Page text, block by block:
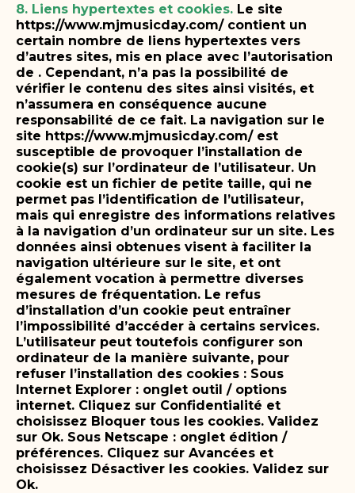
8. Liens hypertextes et cookies. Le site
https://www.mjmusicday.com/ contient un
certain nombre de liens hypertextes vers
d’autres sites, mis en place avec l’autorisation
de . Cependant, n’a pas la possibilité de
vérifier le contenu des sites ainsi visités, et
n’assumera en conséquence aucune
responsabilité de ce fait. La navigation sur le
site https://www.mjmusicday.com/ est
susceptible de provoquer l’installation de
cookie(s) sur l’ordinateur de l’utilisateur. Un
cookie est un fichier de petite taille, qui ne
permet pas l’identification de l’utilisateur,
mais qui enregistre des informations relatives
à la navigation d’un ordinateur sur un site. Les
données ainsi obtenues visent à faciliter la
navigation ultérieure sur le site, et ont
également vocation à permettre diverses
mesures de fréquentation. Le refus
d’installation d’un cookie peut entraîner
l’impossibilité d’accéder à certains services.
L’utilisateur peut toutefois configurer son
ordinateur de la manière suivante, pour
refuser l’installation des cookies : Sous
Internet Explorer : onglet outil / options
internet. Cliquez sur Confidentialité et
choisissez Bloquer tous les cookies. Validez
sur Ok. Sous Netscape : onglet édition /
préférences. Cliquez sur Avancées et
choisissez Désactiver les cookies. Validez sur
Ok.